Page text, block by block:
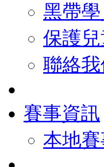
黑帶
保護
聯絡我
賽事資訊
本地